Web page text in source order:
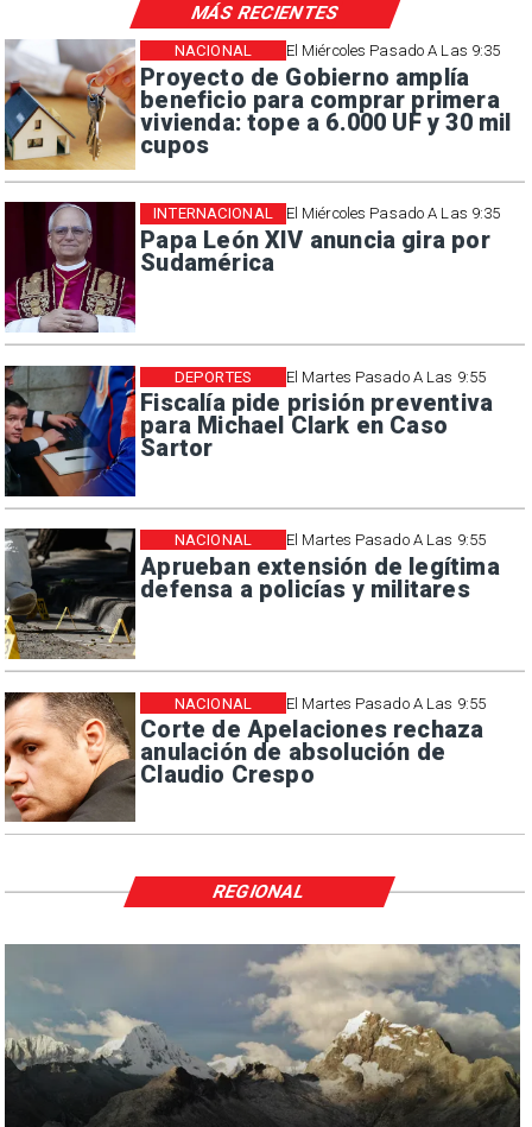
El Miércoles Pasado A Las 9:35
Proyecto de Gobierno amplía
beneficio para comprar primera
vivienda: tope a 6.000 UF y 30 mil
cupos
NACIONAL
El Miércoles Pasado A Las 9:35
Papa León XIV anuncia gira por
Sudamérica
INTERNACIONAL
El Martes Pasado A Las 9:55
Fiscalía pide prisión preventiva
para Michael Clark en Caso
Sartor
DEPORTES
El Martes Pasado A Las 9:55
Aprueban extensión de legítima
defensa a policías y militares
NACIONAL
El Martes Pasado A Las 9:55
Corte de Apelaciones rechaza
anulación de absolución de
Claudio Crespo
NACIONAL
MÁS RECIENTES
REGIONAL